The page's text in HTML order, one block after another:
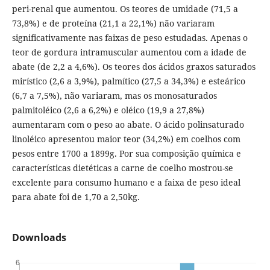
peri-renal que aumentou. Os teores de umidade (71,5 a
73,8%) e de proteína (21,1 a 22,1%) não variaram
significativamente nas faixas de peso estudadas. Apenas o
teor de gordura intramuscular aumentou com a idade de
abate (de 2,2 a 4,6%). Os teores dos ácidos graxos saturados
mirístico (2,6 a 3,9%), palmítico (27,5 a 34,3%) e esteárico
(6,7 a 7,5%), não variaram, mas os monosaturados
palmitoléico (2,6 a 6,2%) e oléico (19,9 a 27,8%)
aumentaram com o peso ao abate. O ácido polinsaturado
linoléico apresentou maior teor (34,2%) em coelhos com
pesos entre 1700 a 1899g. Por sua composição química e
características dietéticas a carne de coelho mostrou-se
excelente para consumo humano e a faixa de peso ideal
para abate foi de 1,70 a 2,50kg.
Downloads